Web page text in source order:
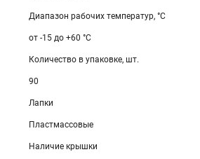
Диапазон рабочих температур, °С
от -15 до +60 °С
Количество в упаковке, шт.
90
Лапки
Пластмассовые
Наличие крышки